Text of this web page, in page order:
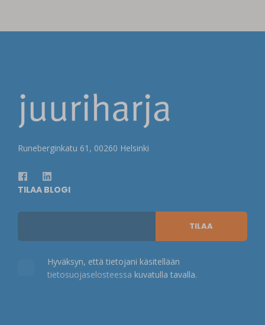
Runeberginkatu 61, 00260 Helsinki
TILAA BLOGI
Hyväksyn, että tietojani käsitellään
tietosuojaselosteessa kuvatulla tavalla.